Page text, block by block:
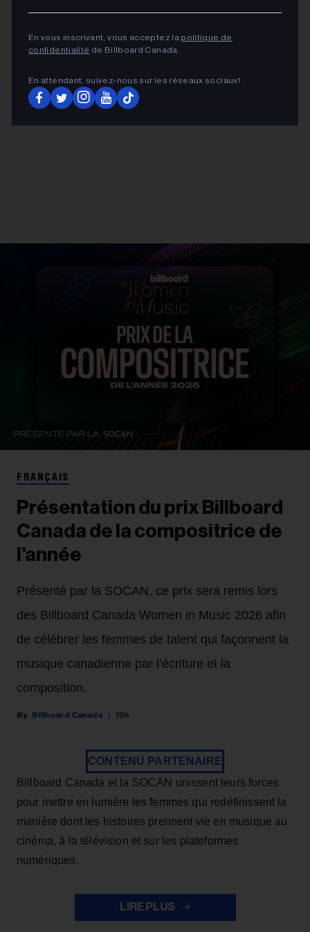
En vous inscrivant, vous acceptez la politique de
confidentialité de Billboard Canada.
En attendant, suivez‑nous sur les réseaux sociaux!
FRANÇAIS
Présentation du prix Billboard
Canada de la compositrice de
l’année
Présenté par la SOCAN, ce prix sera remis lors
des Billboard Canada Women in Music 2026 afin
de célébrer les femmes de talent qui façonnent la
musique canadienne par l’écriture et la
composition.
Billboard Canada 15h
CONTENU PARTENAIRE
Billboard Canada et la SOCAN unissent leurs forces
pour mettre en lumière les femmes qui redéfinissent la
manière dont les histoires prennent vie en musique au
cinéma, à la télévision et sur les plateformes
numériques.
LIRE PLUS